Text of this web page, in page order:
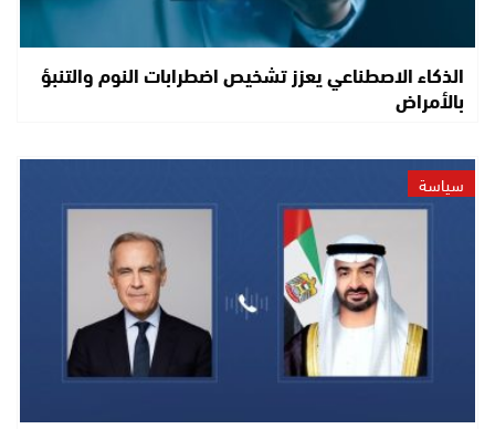
الذكاء الاصطناعي يعزز تشخيص اضطرابات النوم والتنبؤ
بالأمراض
سياسة